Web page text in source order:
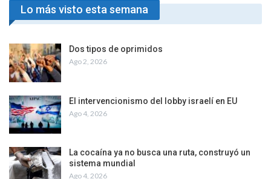
Lo más visto esta semana
Dos tipos de oprimidos
Ago 2, 2026
El intervencionismo del lobby israelí en EU
Ago 4, 2026
La cocaína ya no busca una ruta, construyó un
sistema mundial
Ago 4, 2026